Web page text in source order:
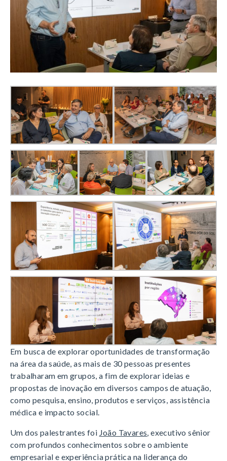
Em busca de explorar oportunidades de transformação
na área da saúde, as mais de 30 pessoas presentes
trabalharam em grupos, a fim de explorar ideias e
propostas de inovação em diversos campos de atuação,
como pesquisa, ensino, produtos e serviços, assistência
médica e impacto social.
Um dos palestrantes foi João Tavares , executivo sênior
com profundos conhecimentos sobre o ambiente
empresarial e experiência prática na liderança do